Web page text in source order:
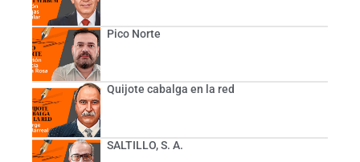
Pico Norte
Quijote cabalga en la red
SALTILLO, S. A.